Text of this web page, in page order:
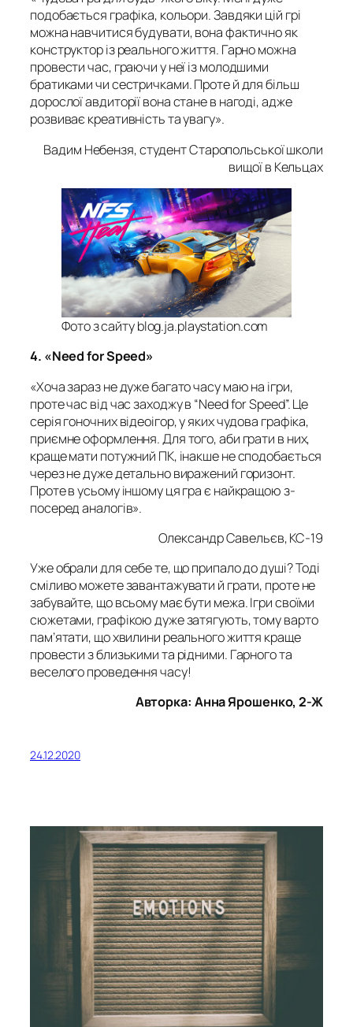
подобається графіка, кольори. Завдяки цій грі
можна навчитися будувати, вона фактично як
конструктор із реального життя. Гарно можна
провести час, граючи у неї із молодшими
братиками чи сестричками. Проте й для більш
дорослої авдиторії вона стане в нагоді, адже
розвиває креативність та увагу».
Вадим Небензя, студент Старопольської школи
вищої в Кельцах
Фото з сайту blog.ja.playstation.com
4. «Need for Speed»
«Хоча зараз не дуже багато часу маю на ігри,
проте час від час заходжу в “Need for Speed”. Це
серія гоночних відеоігор, у яких чудова графіка,
приємне оформлення. Для того, аби грати в них,
краще мати потужний ПК, інакше не сподобається
через не дуже детально виражений горизонт.
Проте в усьому іншому ця гра є найкращою з-
посеред аналогів».
Олександр Савельєв, КС-19
Уже обрали для себе те, що припало до душі? Тоді
сміливо можете завантажувати й грати, проте не
забувайте, що всьому має бути межа. Ігри своїми
сюжетами, графікою дуже затягують, тому варто
пам’ятати, що хвилини реального життя краще
провести з близькими та рідними. Гарного та
веселого проведення часу!
Авторка: Анна Ярошенко, 2-Ж
24.12.2020